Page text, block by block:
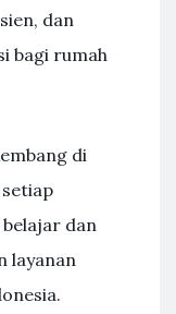
dan
bagi rumah
di
dan
layanan